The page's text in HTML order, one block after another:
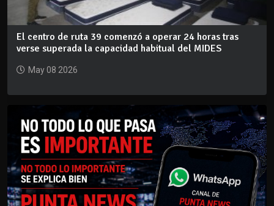
El centro de ruta 39 comenzó a operar 24 horas tras
verse superada la capacidad habitual del MIDES
May 08 2026